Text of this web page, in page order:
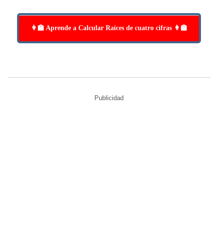
👩‍🏫 Aprende a Calcular Raíces de cuatro cifras 👩‍🏫
Publicidad